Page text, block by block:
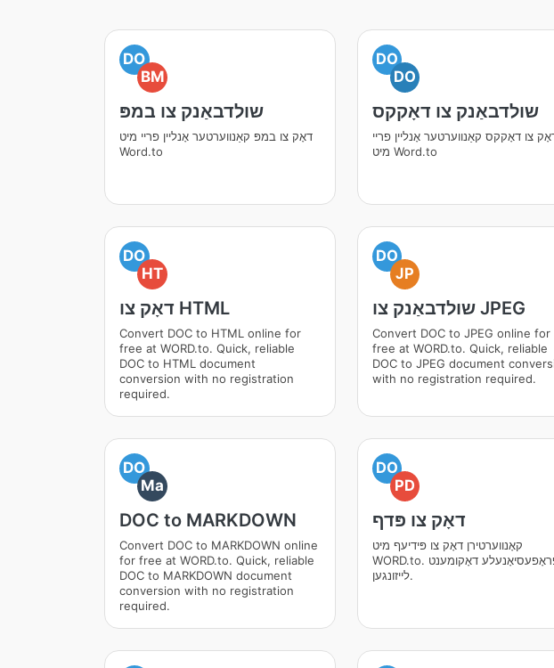
DO
BM
שולדבאַנק צו במפּ
דאָק צו במפּ קאַנווערטער אָנליין פריי מיט
Word.to
DO
DO
שולדבאַנק צו דאָקקס
צו דאָקקס קאַנווערטער אָנליין פריי
מיט Word.to
DO
HT
דאָק צו HTML
Convert DOC to HTML online for
free at WORD.to. Quick, reliable
DOC to HTML document
conversion with no registration
required.
DO
JP
שולדבאַנק צו JPEG
Convert DOC to JPEG online for
free at WORD.to. Quick, reliable
DOC to JPEG document
with no registration required.
DO
Ma
DOC to MARKDOWN
Convert DOC to MARKDOWN online
for free at WORD.to. Quick, reliable
DOC to MARKDOWN document
conversion with no registration
required.
DO
PD
דאָק צו פּדף
קאָנווערטירן דאָק צו פּידיעף מיט
WORD.to. פּראָפעסיאָנעלע דאָקומענט
לייזונגען.